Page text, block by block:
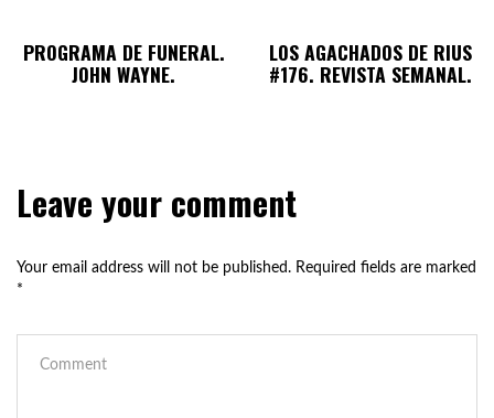
PROGRAMA DE FUNERAL.
JOHN WAYNE.
LOS AGACHADOS DE RIUS
#176. REVISTA SEMANAL.
Leave your comment
Your email address will not be published. Required fields are marked
*